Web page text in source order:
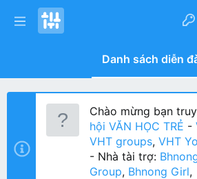
Danh sách diễn
Chào mừng bạn
hội VĂN HỌC TRẺ -
VHT groups, VHT
- Nhà tài trợ:
Group, Bhnong Girl,